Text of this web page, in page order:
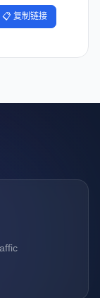
📋 复制链接